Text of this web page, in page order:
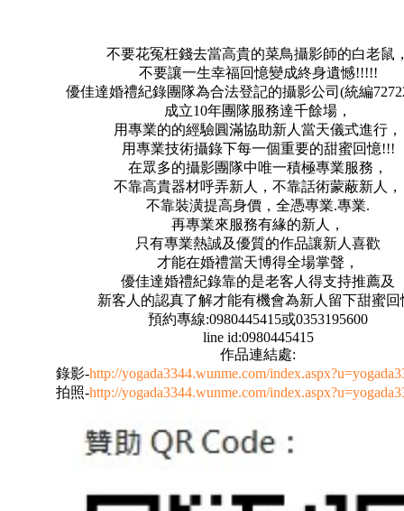
不要花冤枉錢去當高貴的菜鳥攝影師的白老鼠
不要讓一生幸福回憶變成終身遺憾!!!!!
優佳達婚禮紀錄團隊為合法登記的攝影公司(統編
成立10年團隊服務達千餘場，
用專業的的經驗圓滿協助新人當天儀式進行，
用專業技術攝錄下每一個重要的甜蜜回憶!!!
在眾多的攝影團隊中唯一積極專業服務，
不靠高貴器材呼弄新人，不靠話術蒙蔽新人，
不靠裝潢提高身價，全憑專業.專業.
再專業來服務有緣的新人，
只有專業熱誠及優質的作品讓新人喜歡
才能在婚禮當天博得全場掌聲，
優佳達婚禮紀錄靠的是老客人得支持推薦及
新客人的認真了解才能有機會為新人留下甜蜜回
預約專線:0980445415或0353195600
line id:0980445415
作品連結處:
錄影-http://yogada3344.wunme.com/
拍照-http://yogada3344.wunme.com/